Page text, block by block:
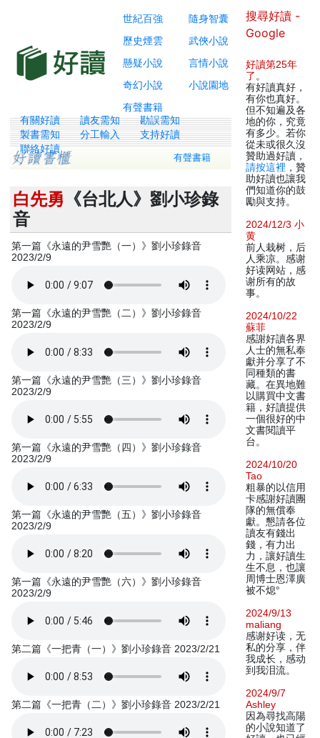
世紀百強
隨身智囊
歷史煙雲
武俠小說
懸疑小說
言情小說
奇幻小說
小說園地
有聲書籍
有關好讀 讀友需知
勘誤需知
製書需知
分工輸入
支持好讀
聯絡好讀
有聲書籍
白先勇 《台北人》劉小珍錄
音
第一篇《永遠的尹雪艷（一）》劉小珍錄音
2023/2/9
第一篇《永遠的尹雪艷（二）》劉小珍錄音
2023/2/9
第一篇《永遠的尹雪艷（三）》劉小珍錄音
2023/2/9
第一篇《永遠的尹雪艷（四）》劉小珍錄音
2023/2/9
第一篇《永遠的尹雪艷（五）》劉小珍錄音
2023/2/9
第一篇《永遠的尹雪艷（六）》劉小珍錄音
2023/2/9
第二篇《一把青（一）》劉小珍錄音 2023/2/21
第二篇《一把青（二）》劉小珍錄音 2023/2/21
搜尋好讀 -
Google
好讀第25年
了 。
有好讀真好，
有你也真好。
但不知遍及各
地的你，究竟
有多少。若你
從未或很久沒
贊助過好讀，
請按這裡 ，贊
助好讀也讓我
們知道你的鼓
勵與支持。
2024/12/3 小
黄
前人栽树，后
人乘凉。感谢
好读网站，感
谢所有的故
事。
2024/10/22
蘇菲
感謝好讀各界
人士的無私奉
獻并分享了不
同種類的書
藏。在異地難
以購買中文書
籍，好讀提供
一個很好的中
文書閱讀平
台。
2024/10/20
Tao
粗暴的以信用
卡感謝好讀團
隊的無償奉
獻。懇請各位
讀友有錢出
錢，有力出
力，讓好讀生
生不息，也讓
周博士恩澤廣
被不熄°
2024/9/13
maliang
感谢好读，无
私的分享，伴
我成长，感动
到我泪流。
2024/9/7
Ashley
因為尋找高陽
的小說知道了